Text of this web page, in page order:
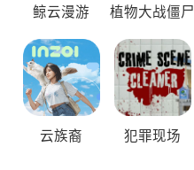
鲸云漫游 植物大战僵尸
云族裔 犯罪现场